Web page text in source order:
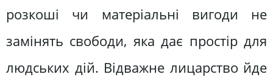
розкоші чи матеріальні вигоди не
замінять свободи, яка дає простір для
людських дій. Відважне лицарство йде